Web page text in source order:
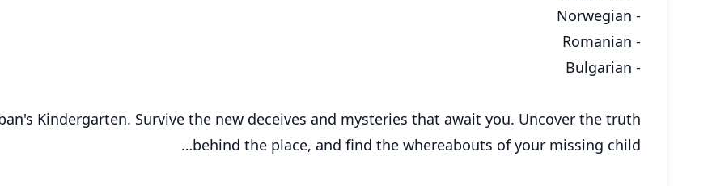
- Norwegian
- Romanian
- Bulgarian
Kindergarten. Survive the new deceives and mysteries that await you. Uncover the truth
behind the place, and find the whereabouts of your missing child…